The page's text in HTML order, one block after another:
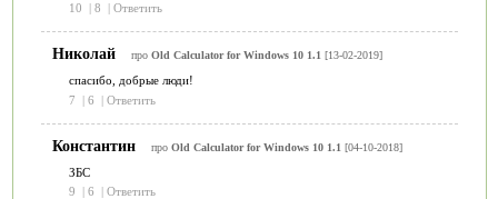
10
| 8 | Ответить
Николай про Old Calculator for Windows 10 1.1 [13-02-2019]
спасибо, добрые люди!
7
| 6 | Ответить
Константин про Old Calculator for Windows 10 1.1 [04-10-2018]
ЗБС
9
| 6 | Ответить